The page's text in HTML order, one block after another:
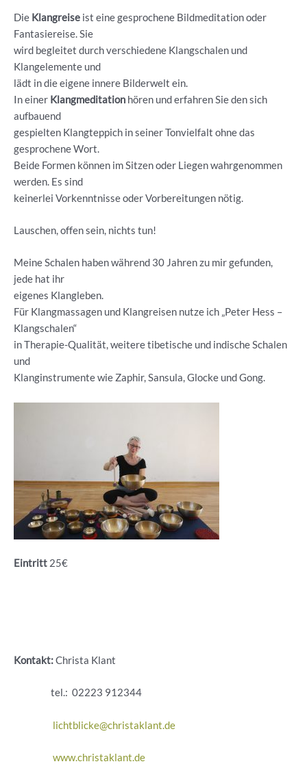
Die Klangreise ist eine gesprochene Bildmeditation oder
Fantasiereise. Sie
wird begleitet durch verschiedene Klangschalen und
Klangelemente und
lädt in die eigene innere Bilderwelt ein.
In einer Klangmeditation hören und erfahren Sie den sich
aufbauend
gespielten Klangteppich in seiner Tonvielfalt ohne das
gesprochene Wort.
Beide Formen können im Sitzen oder Liegen wahrgenommen
werden. Es sind
keinerlei Vorkenntnisse oder Vorbereitungen nötig.
Lauschen, offen sein, nichts tun!
Meine Schalen haben während 30 Jahren zu mir gefunden,
jede hat ihr
eigenes Klangleben.
Für Klangmassagen und Klangreisen nutze ich „Peter Hess –
Klangschalen“
in Therapie-Qualität, weitere tibetische und indische Schalen
und
Klanginstrumente wie Zaphir, Sansula, Glocke und Gong.
Eintritt 25€
Kontakt:Christa Klant
tel.: 02223 912344
lichtblicke@christaklant.de
www.christaklant.de